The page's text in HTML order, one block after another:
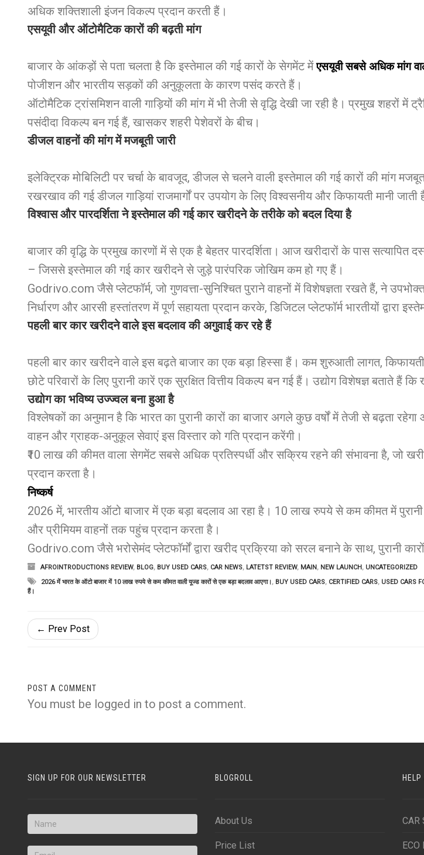
अधिक शक्तिशाली इंजन विकल्प प्रदान करती हैं।
एसयूवी और ऑटोमैटिक कारों की बढ़ती मांग
बाजार के आंकड़ों से पता चलता है कि इस्तेमाल की गई कारों के सेगमेंट मेंएसयूवी सबसे अधिक मांग
पोजीशन और भारतीय सड़कों की अनुकूलता के कारण पसंद करते हैं।
ऑटोमैटिक ट्रांसमिशन वाली गाड़ियों की मांग में भी तेजी से वृद्धि देखी जा रही है। प्रमुख
पसंदीदा विकल्प बन गई हैं, खासकर शहरी पेशेवरों के बीच।
डीजल वाहनों की मांग में मजबूती जारी
इलेक्ट्रिक मोबिलिटी पर चर्चा के बावजूद, डीजल से चलने वाली इस्तेमाल की गई कारों की मांग
रखरखाव की गई डीजल गाड़ियां राजमार्गों पर उपयोग के लिए विश्वसनीय और किफायती मानी जाती
विश्वास और पारदर्शिता ने इस्तेमाल की गई कार खरीदने के तरीके को बदल दिया है
बाजार की वृद्धि के प्रमुख कारणों में से एक है बेहतर पारदर्शिता। आज खरीदारों के पास सत्यापित
– जिससे इस्तेमाल की गई कार खरीदने से जुड़े पारंपरिक जोखिम कम हो गए हैं।
Godrivo.com जैसे प्लेटफॉर्म, जो गुणवत्ता-सुनिश्चित पुराने वाहनों में विशेषज्ञता रखते हैं, ने
निर्धारण और आरसी हस्तांतरण में पूर्ण सहायता प्रदान करके, डिजिटल प्लेटफॉर्म भारतीयों द्वारा
पहली बार कार खरीदने वाले इस बदलाव की अगुवाई कर रहे हैं
पहली बार कार खरीदने वाले इस बढ़ते बाजार का एक बड़ा हिस्सा हैं। कम शुरुआती लागत,
छोटे परिवारों के लिए पुरानी कारें एक सुरक्षित वित्तीय विकल्प बन गई हैं। उद्योग विशेषज्ञ बताते हैं
उद्योग का भविष्य उज्ज्वल बना हुआ है
विश्लेषकों का अनुमान है कि भारत का पुरानी कारों का बाजार अगले कुछ वर्षों में तेजी से बढ़ता
वाहन और ग्राहक-अनुकूल सेवाएं इस विस्तार को गति प्रदान करेंगी।
₹10 लाख की कीमत वाला सेगमेंट सबसे अधिक प्रतिस्पर्धी और सक्रिय रहने की संभावना है, जो
प्रदान करता है।
निष्कर्ष
2026 में, भारतीय ऑटो बाजार में एक बड़ा बदलाव आ रहा है। 10 लाख रुपये से कम कीमत में
और प्रीमियम वाहनों तक पहुंच प्रदान करता है।
Godrivo.com जैसे भरोसेमंद प्लेटफॉर्मों द्वारा खरीद प्रक्रिया को सरल बनाने के साथ, पुरानी
AFROINTRODUCTIONS REVIEW, BLOG, BUY USED CARS, CAR NEWS, LATETST REVIEW, MAIN, NEW LAUNCH, UNCATEGORIZED
2026 में भारत के ऑटो बाजार में 10 लाख रुपये से कम कीमत वाली यूज्ड कारों से एक बड़ा बदलाव आएगा।, BUY USED CARS, CERTIFIED CARS, USED CARS
हैं।
← Prev Post
POST A COMMENT
You must be logged in to post a comment.
SIGN UP FOR OUR NEWSLETTER BLOGROLL
About Us
Price List
CAR
ECO